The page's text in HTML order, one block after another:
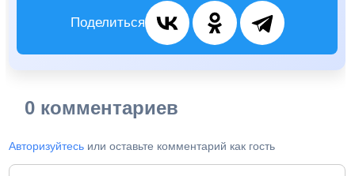
Поделиться
0 комментариев
Авторизуйтесь или оставьте комментарий как гость